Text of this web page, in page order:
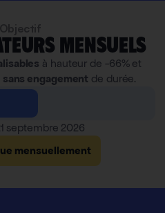
mensuels
à hauteur de -66% et
sans engagement de durée.
septembre 2026
mensuellement